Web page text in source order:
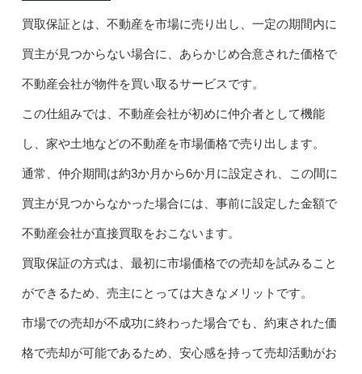
買取保証とは、不動産を市場に売り出し、一定の期間内に
買主が見つからない場合に、あらかじめ合意された価格で
不動産会社が物件を買い取るサービスです。
この仕組みでは、不動産会社が初めに仲介者として機能
し、家や土地などの不動産を市場価格で売り出します。
通常、仲介期間は約3か月から6か月に設定され、この間に
買主が見つからなかった場合には、事前に設定した金額で
不動産会社が直接買取をおこないます。
買取保証の方式は、最初に市場価格での売却を試みること
ができるため、売主にとっては大きなメリットです。
市場での売却が不成功に終わった場合でも、約束された価
格で売却が可能であるため、安心感を持って売却活動がお